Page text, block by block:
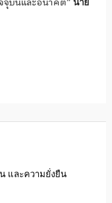
นาย
และความยั่งยืน